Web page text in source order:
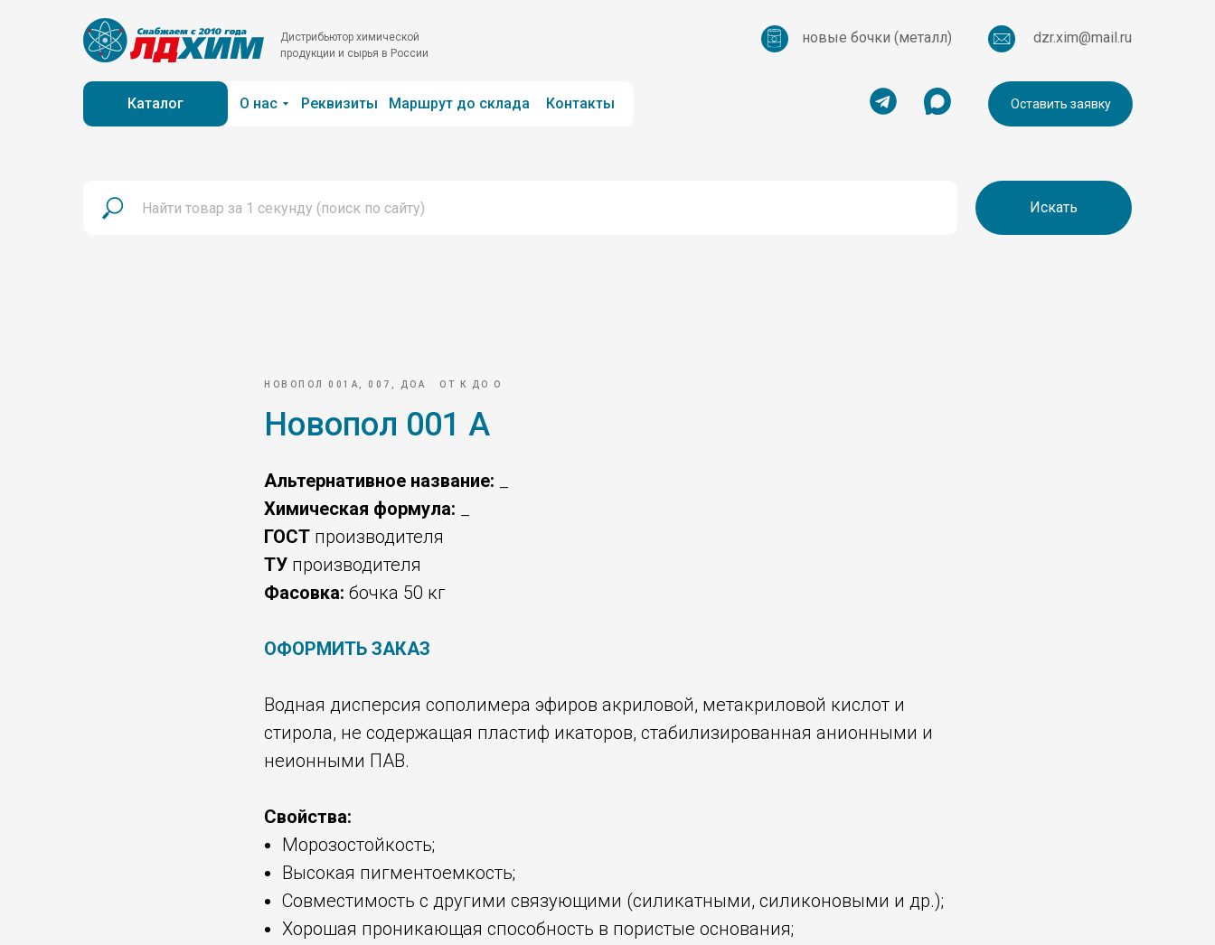
Дистрибьютор химической
продукции и сырья в России
Оставить заявку
Каталог О нас Реквизиты Контакты
Маршрут до склада
dzr.xim@mail.ru
новые бочки (металл)
Искать
НОВОПОЛ 001А, 007, ДОА ОТ К ДО О
Новопол 001 А
Альтернативное название:
Химическая формула:
ГОСТ производителя
ТУ производителя
Фасовка: бочка 50 кг
ОФОРМИТЬ ЗАКАЗ
Водная дисперсия сополимера эфиров акриловой, метакриловой кислот и
стирола, не содержащая пластиф икаторов, стабилизированная анионными и
неионными ПАВ.
Свойства:
Морозостойкость;
Высокая пигментоемкость;
Совместимость с другими связующими (силикатными, силиконовыми и др.);
Хорошая проникающая способность в пористые основания;